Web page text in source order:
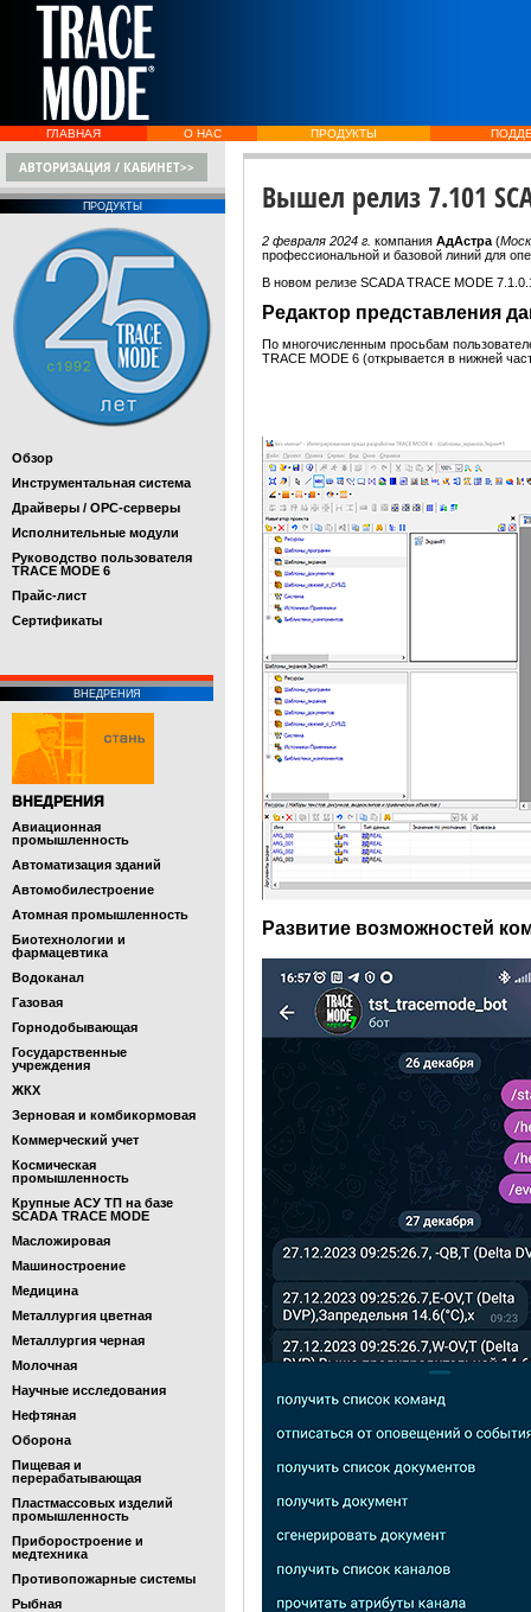
ГЛАВНАЯ О НАС ПРОДУКТЫ
АВТОРИЗАЦИЯ / КАБИНЕТ>>
ПРОДУКТЫ
Обзор
Инструментальная система
Драйверы / OPC-серверы
Исполнительные модули
Руководство пользователя
TRACE MODE 6
Прайс-лист
Cертификаты
ВНЕДРЕНИЯ
ВНЕДРЕНИЯ
Авиационная
промышленность
Автоматизация зданий
Автомобилестроение
Атомная промышленность
Биотехнологии и
фармацевтика
Водоканал
Газовая
Горнодобывающая
Государственные
учреждения
ЖКХ
Зерновая и комбикормовая
Коммерческий учет
Космическая
промышленность
Крупные АСУ ТП на базе
SCADA TRACE MODE
Масложировая
Машиностроение
Медицина
Металлургия цветная
Металлургия черная
Молочная
Научные исследования
Нефтяная
Оборона
Пищевая и
перерабатывающая
Пластмассовых изделий
промышленность
Приборостроение и
медтехника
Противопожарные системы
Рыбная
Вышел релиз 7.101
2 февраля 2024 г. компания АдАстра (
профессиональной и базовой линий для
В новом релизе SCADA TRACE MODE
Редактор представления
По многочисленным просьбам
TRACE MODE 6 (открывается в нижней
Развитие возможностей